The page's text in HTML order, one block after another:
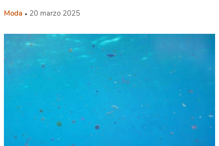
Moda 20 marzo 2025